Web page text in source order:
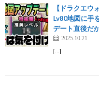
【ドラクエウ
Lv80地図に手
デート直後だ
2025.10.21
[…]